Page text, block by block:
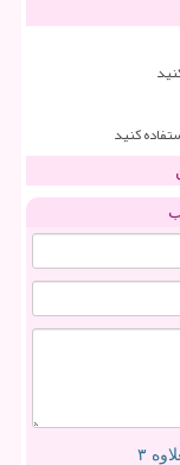
کنید